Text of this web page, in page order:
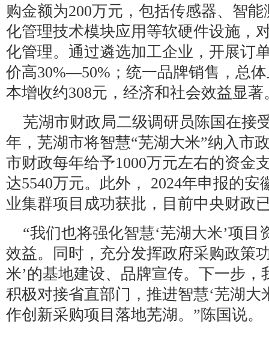
购金额为200万元，包括传感器、智
化管理技术模块应用等软硬件设施，
化管理。通过遴选加工企业，开展订
价高30%—50%；统一品牌销售，总
本增收约308元，经济和社会效益显著
芜湖市财政局二级调研员陈国在接
年，芜湖市将智慧“芜湖大米”纳入市
市财政每年给予1000万元左右的资金
达5540万元。此外， 2024年申报的安
业集群项目成功获批，目前中央财政
“我们也将强化智慧‘芜湖大米’项
效益。同时，充分发挥政府采购政策
米’的基地建设、品牌宣传。下一步
积极对接省直部门，推进智慧‘芜湖大
作创新采购项目落地芜湖。”陈国说。